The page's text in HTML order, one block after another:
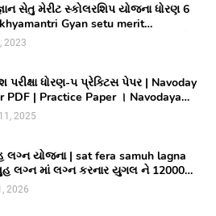
સેતુ મેરીટ સ્કોલરશિપ યોજના ધોરણ 6
।સીલેક્ટ થયેલ વિધાર્થીઓ
માટે ઓનલાઇન અરજી કરો
2023
પરીક્ષા ધોરણ-૫ પ્રેક્ટિસ પેપર | Navoday
PDF | Practice Paper । Navodaya
Old paper NMMS OLD PAPER
2025
| sat fera samuh lagna
યુગલ દિઠ ૩૦૦૦૦/ ની સહાય
2026